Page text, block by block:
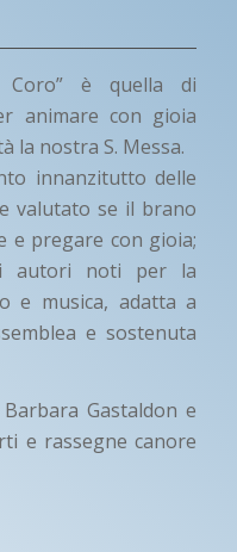
Coro” è quella di
animare con gioia
la nostra S. Messa.
innanzitutto delle
valutato se il brano
e pregare con gioia;
autori noti per la
e musica, adatta a
e sostenuta
Gastaldon e
e rassegne canore